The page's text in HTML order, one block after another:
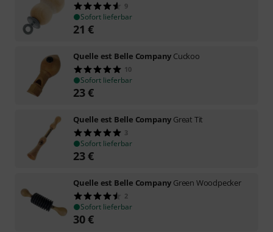
9
Sofort lieferbar
21 €
Quelle est Belle Company Cuckoo
10
Sofort lieferbar
23€
Quelle est Belle Company Great Tit
3
Sofort lieferbar
23€
Quelle est Belle Company Green Woodpecker
2
Sofort lieferbar
30€